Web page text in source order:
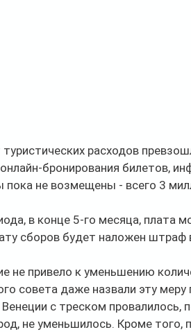
расходов
бронирования билетов,
пока не возмещены - всего 3
в конце 5-го месяца, плата
сборов будет наложен штраф
не привело к уменьшению
совета даже назвали эту меру
с треском провалилось,
не уменьшилось. Кроме того,